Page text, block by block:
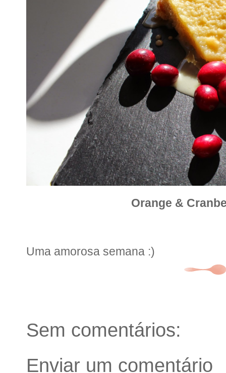
Orange &
Uma amorosa semana :)
Sem comentários:
Enviar um comentário